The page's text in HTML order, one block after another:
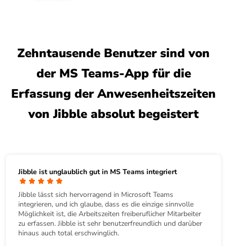
Zehntausende Benutzer sind von
der MS Teams-App für die
Erfassung der Anwesenheitszeiten
von Jibble absolut begeistert
Jibble ist unglaublich gut in MS Teams integriert
Jibble lässt sich hervorragend in Microsoft Teams
integrieren, und ich glaube, dass es die einzige sinnvolle
Möglichkeit ist, die Arbeitszeiten freiberuflicher Mitarbeiter
zu erfassen. Jibble ist sehr benutzerfreundlich und darüber
hinaus auch total erschwinglich.